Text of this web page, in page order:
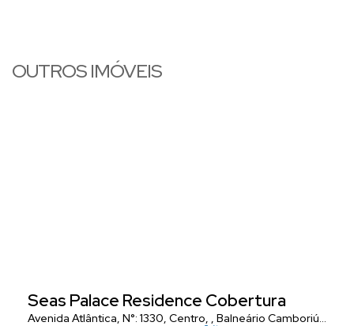
OUTROS IMÓVEIS
Seas Palace Residence Cobertura
Avenida Atlântica, N°: 1330, Centro , Balneário Camboriú,